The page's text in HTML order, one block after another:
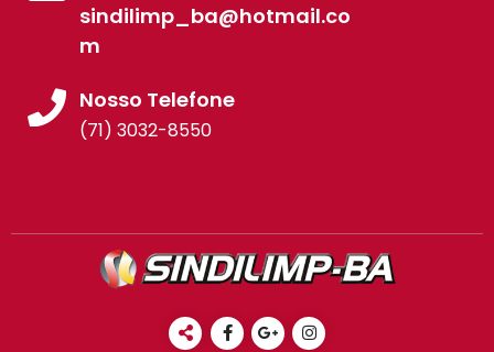
sindilimp_ba@hotmail.co
m
Nosso Telefone
(71) 3032-8550